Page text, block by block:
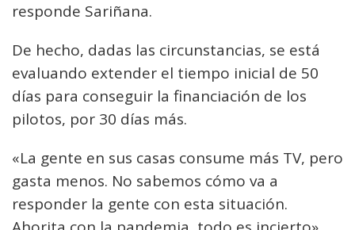
responde Sariñana.
De hecho, dadas las circunstancias, se está
evaluando extender el tiempo inicial de 50
días para conseguir la financiación de los
pilotos, por 30 días más.
«La gente en sus casas consume más TV, pero
gasta menos. No sabemos cómo va a
responder la gente con esta situación.